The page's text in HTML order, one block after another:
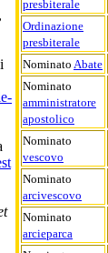
presbiterale
Ordinazione
presbiterale
Nominato Abate
Nominato
amministratore
apostolico
Nominato
vescovo
Nominato
arcivescovo
Nominato
arcieparca